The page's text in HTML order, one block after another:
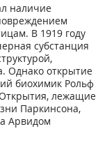
наличие
В 1919 году
субстанция
Однако открытие
биохимик Рольф
Открытия, лежащие
Паркинсона,
Арвидом